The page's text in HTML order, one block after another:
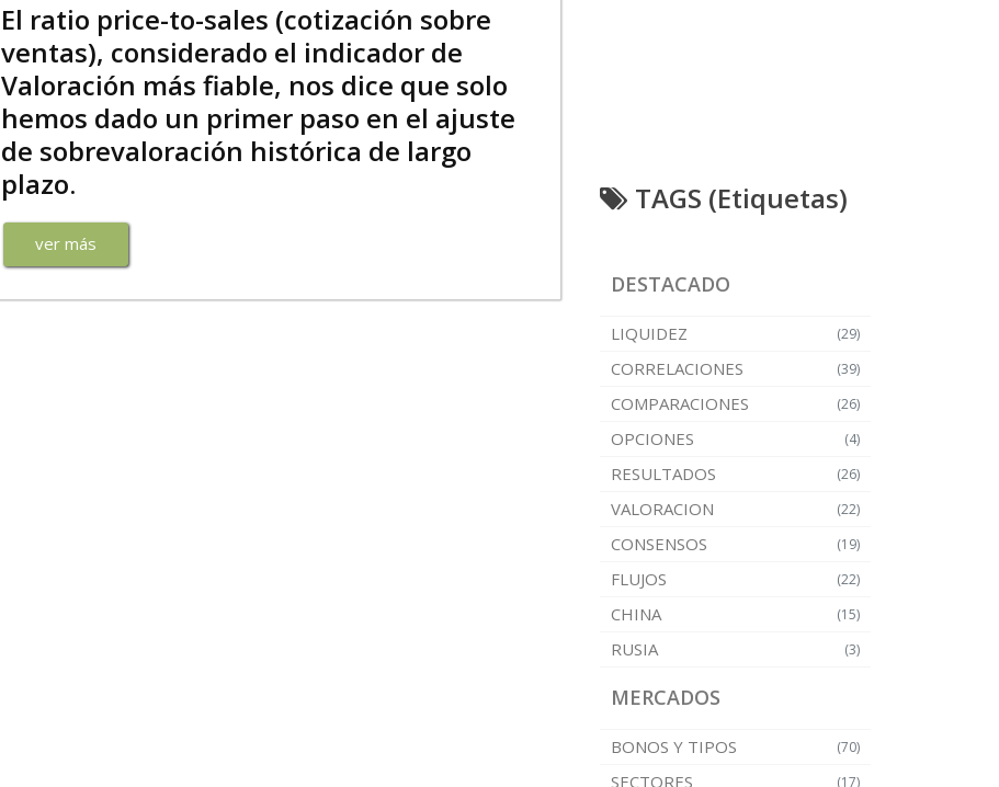
El ratio price-to-sales (cotización sobre
ventas), considerado el indicador de
Valoración más fiable, nos dice que solo
hemos dado un primer paso en el ajuste
de sobrevaloración histórica de largo
plazo.
ver más
TAGS (Etiquetas)
DESTACADO
(29)
LIQUIDEZ
(39)
CORRELACIONES
(26)
COMPARACIONES
(4)
OPCIONES
(26)
RESULTADOS
(22)
VALORACION
(19)
CONSENSOS
(22)
FLUJOS
(15)
CHINA
(3)
RUSIA
MERCADOS
(70)
BONOS Y TIPOS
(17)
SECTORES